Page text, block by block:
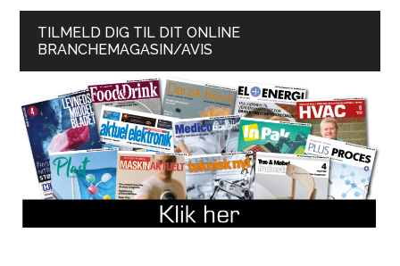
TILMELD DIG TIL DIT ONLINE
BRANCHEMAGASIN/AVIS